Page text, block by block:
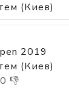
(Киев)
2019
(Киев)
👎